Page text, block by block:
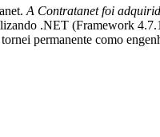
A Contratanet foi
.NET (Framework
permanente como